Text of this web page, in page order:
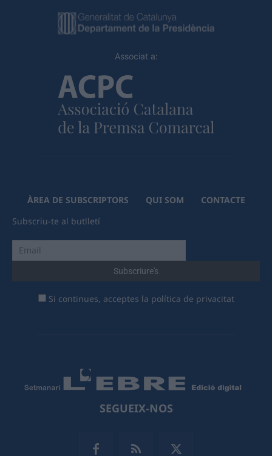
Associat a:
ÀREA DE SUBSCRIPTORS QUI SOM
CONTACTE
Subscriu-te al butlletí
Si continues, acceptes la política de privacitat
SEGUEIX-NOS